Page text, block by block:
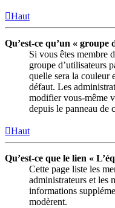
Haut
Qu’est-ce qu’un «
Si vous êtes membre
groupe d’utilisateurs
quelle sera la couleur
défaut. Les
modifier vous-même
depuis le panneau de
Haut
Qu’est-ce que le lien «
Cette page liste les
administrateurs et les
informations
modèrent.